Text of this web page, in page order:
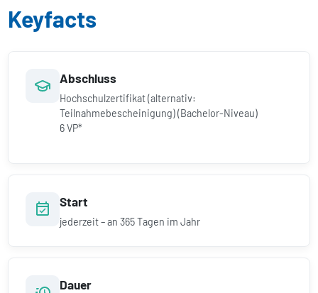
Keyfacts
Abschluss
Hochschulzertifikat (alternativ:
Teilnahmebescheinigung) (Bachelor-Niveau)
6 VP*
Start
jederzeit – an 365 Tagen im Jahr
Dauer